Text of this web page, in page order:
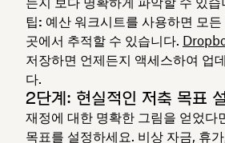
팁: 예산 워크시트를 사용하면 모
곳에서 추적할 수 있습니다.
저장하면 언제든지 액세스하여 업
다.
2단계: 현실적인 저축 목표
재정에 대한 명확한 그림을 얻었다
목표를 설정하세요. 비상 자금, 휴